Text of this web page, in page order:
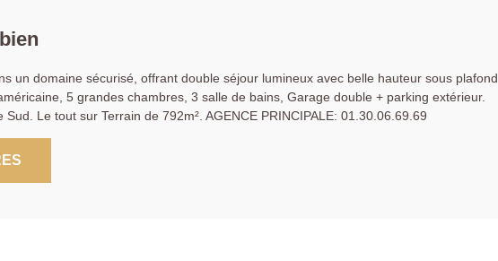
un domaine sécurisé, offrant double séjour lumineux avec belle hauteur sous plafond
5 grandes chambres, 3 salle de bains, Garage double + parking extérieur.
Sud. Le tout sur Terrain de 792m². AGENCE PRINCIPALE: 01.30.06.69.69